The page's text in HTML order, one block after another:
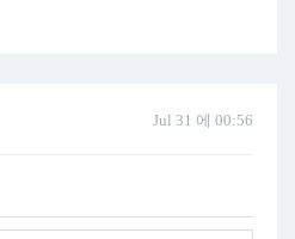
Jul 31 에 00:56